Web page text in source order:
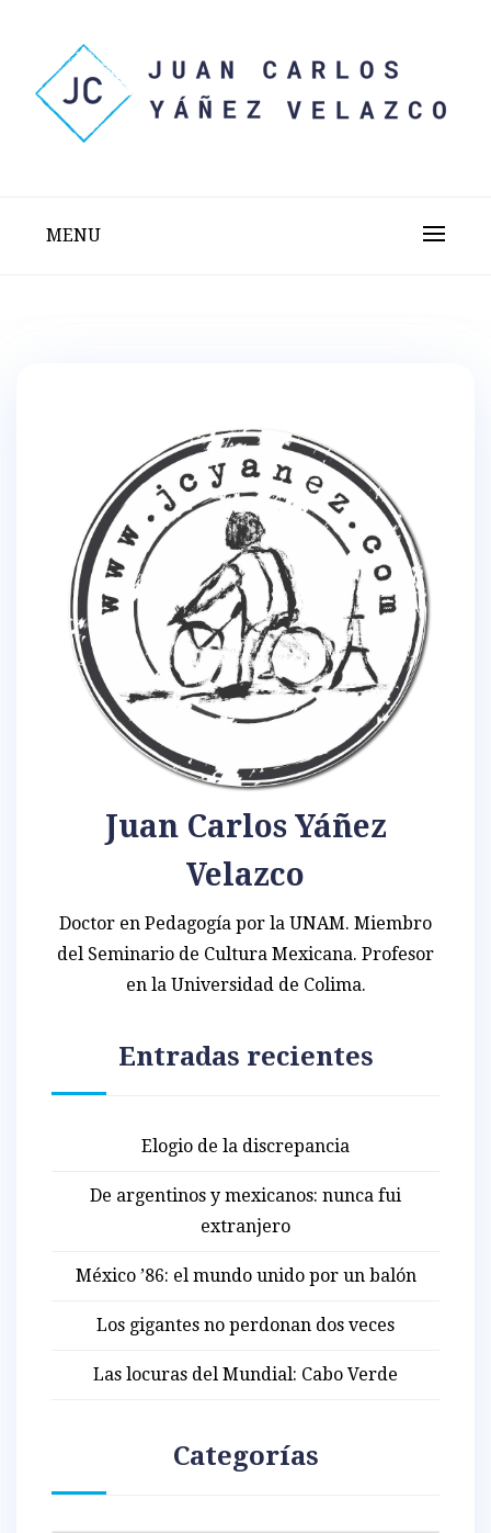
content
MENU
Juan Carlos Yáñez
Velazco
Doctor en Pedagogía por la UNAM. Miembro
del Seminario de Cultura Mexicana. Profesor
en la Universidad de Colima.
Entradas recientes
Elogio de la discrepancia
De argentinos y mexicanos: nunca fui
extranjero
México ’86: el mundo unido por un balón
Los gigantes no perdonan dos veces
Las locuras del Mundial: Cabo Verde
Categorías